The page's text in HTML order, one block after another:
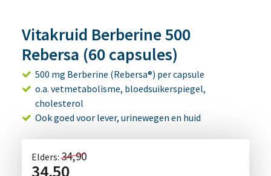
Vitakruid Berberine 500
Rebersa (60 capsules)
500 mg Berberine (Rebersa®) per capsule
o.a. vetmetabolisme, bloedsuikerspiegel,
cholesterol
Ook goed voor lever, urinewegen en huid
Elders:34,90
34,50